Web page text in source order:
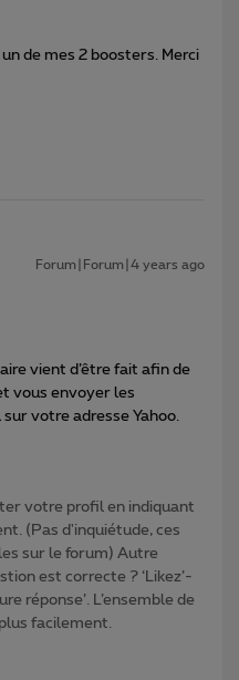
de mes 2 boosters. Merci
Forum|Forum|4 years ago
vient d’être fait afin de
vous envoyer les
votre adresse Yahoo.
votre profil en indiquant
(Pas d'inquiétude, ces
sur le forum) Autre
est correcte ? ‘Likez’-
réponse’. L’ensemble de
facilement.